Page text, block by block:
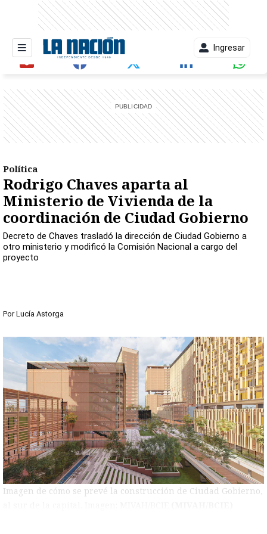
Ingresar
Política
Rodrigo Chaves aparta al
Ministerio de Vivienda de la
coordinación de Ciudad Gobierno
Decreto de Chaves trasladó la dirección de Ciudad Gobierno a
otro ministerio y modificó la Comisión Nacional a cargo del
proyecto
Por Lucía Astorga
Imagen de cómo se prevé la construcción de Ciudad Gobierno,